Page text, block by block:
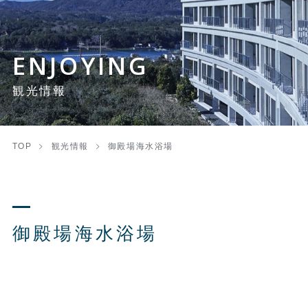
ENJOYING
観光情報
TOP 観光情報 御殿場海水浴場
御殿場海水浴場